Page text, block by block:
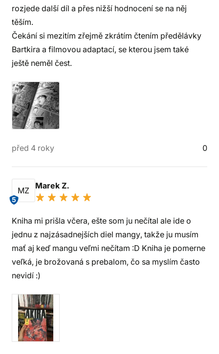
rozjede další díl a přes nižší hodnocení se na něj
těším.
Čekání si mezitím zřejmě zkrátím čtením předělávky
Bartkira a filmovou adaptací, se kterou jsem také
ještě neměl čest.
před 4 roky 0
MZ
5
Marek Z.
Kniha mi prišla včera, ešte som ju nečítal ale ide o
jednu z najzásadnejších diel mangy, takže ju musím
mať aj keď mangu veľmi nečítam :D Kniha je pomerne
veľká, je brožovaná s prebalom, čo sa myslím často
nevidí :)